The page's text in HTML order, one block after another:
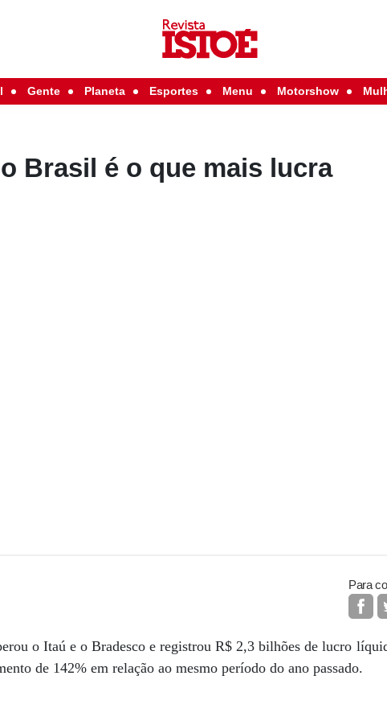
Gente Planeta Esportes Menu Motorshow
Brasil é o que mais lucra
Para
o Itaú e o Bradesco e registrou R$ 2,3 bilhões de lucro
de 142% em relação ao mesmo período do ano passado.